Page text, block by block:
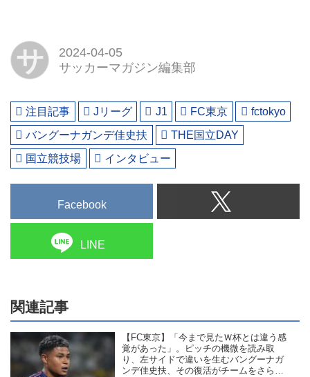
サ
2024-04-05
サッカーマガジン編集部
注目記事 Jリーグ J1 FC東京
fctokyo
バングーナガンデ佳史扶
THE国立DAY
国立競技場
インタビュー
Facebook
LINE
関連記事
【FC東京】「今まで見たＷ杯とは違う感
覚があった」。ピッチの機微を読み取
り、左サイドで違いを生むバングーナガ
ンデ佳史扶、その復活がチームをさらに